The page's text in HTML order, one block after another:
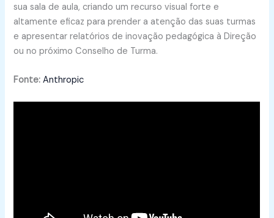
sua sala de aula, criando um recurso visual forte e
altamente eficaz para prender a atenção das suas turmas
e apresentar relatórios de inovação pedagógica à Direção
ou no próximo Conselho de Turma.
Fonte: Anthropic